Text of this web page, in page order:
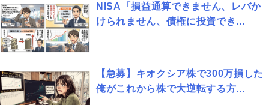
NISA「損益通算できません、レバか
けられません、債権に投資でき...
【急募】キオクシア株で300万損した
俺がこれから株で大逆転する方...